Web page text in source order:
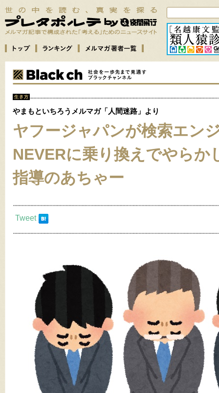
やまもといちろうメルマガ「人間迷路」より
ヤフージャパンが検索エン
NEVERに乗り換えでやらか
指導のあちゃー
Tweet